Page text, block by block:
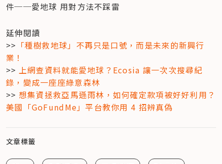
件──愛地球 用對方法不踩雷
延伸閱讀
>> 「種樹救地球」不再只是口號，而是未來的新興行
業！
>> 上網查資料就能愛地球？Ecosia 讓一次次搜尋紀
錄，變成一座座綠意森林
>> 想集資拯救亞馬遜雨林，如何確定款項被好好利用？
美國「GoFundMe」平台教你用 4 招辨真偽
文章標籤